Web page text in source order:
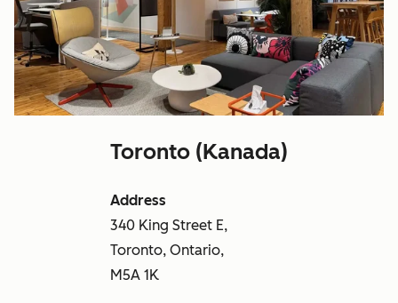
Toronto (Kanada)
Address
340 King Street E,
Toronto, Ontario,
M5A 1K